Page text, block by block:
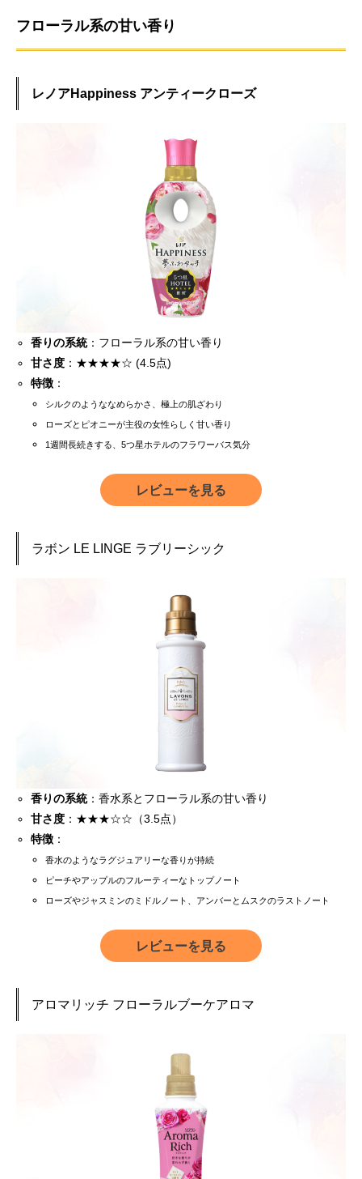
フローラル系の甘い香り
レノアHappiness アンティークローズ
香りの系統：フローラル系の甘い香り
甘さ度 ：★★★★☆ (4.5点)
特徴 ：
シルクのようななめらかさ、極上の肌ざわり
ローズとピオニーが主役の女性らしく甘い香り
1週間長続きする、5つ星ホテルのフラワーバス気分
レビューを見る
ラボン LE LINGE ラブリーシック
香りの系統：香水系とフローラル系の甘い香り
甘さ度 ：★★★☆☆（3.5点）
特徴 ：
香水のようなラグジュアリーな香りが持続
ピーチやアップルのフルーティーなトップノート
ローズやジャスミンのミドルノート、アンバーとムスクのラストノート
レビューを見る
アロマリッチ フローラルブーケアロマ